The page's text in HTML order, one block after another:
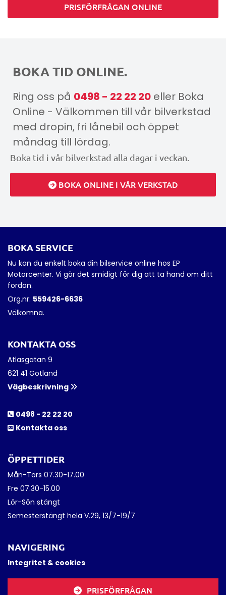
PRISFÖRFRÅGAN ONLINE
BOKA TID ONLINE.
Ring oss på 0498 - 22 22 20 eller Boka
Online - Välkommen till vår bilverkstad
med dropin, fri lånebil och öppet
måndag till lördag.
Boka tid i vår bilverkstad alla dagar i veckan.
BOKA ONLINE I VÅR VERKSTAD
BOKA SERVICE
Nu kan du enkelt boka din bilservice online hos EP
Motorcenter. Vi gör det smidigt för dig att ta hand om ditt
fordon.
Org.nr: 559426-6636
Välkomna.
KONTAKTA OSS
Atlasgatan 9
621 41 Gotland
Vägbeskrivning 
 0498 - 22 22 20
 Kontakta oss
ÖPPETTIDER
Mån-Tors 07.30-17.00
Fre 07.30-15.00
Lör-Sön stängt
Semesterstängt hela V.29, 13/7-19/7
NAVIGERING
Integritet & cookies
PRISFÖRFRÅGAN